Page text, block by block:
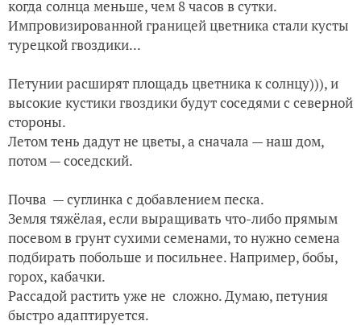
когда солнца меньше, чем 8 часов в сутки.
Импровизированной границей цветника стали кусты
турецкой гвоздики...
Петунии расширят площадь цветника к солнцу))), и
высокие кустики гвоздики будут соседями с северной
стороны.
Летом тень дадут не цветы, а сначала — наш дом,
потом — соседский.
Почва — суглинка с добавлением песка.
Земля тяжёлая, если выращивать что-либо прямым
посевом в грунт сухими семенами, то нужно семена
подбирать побольше и посильнее. Например, бобы,
горох, кабачки.
Рассадой растить уже не сложно. Думаю, петуния
быстро адаптируется.